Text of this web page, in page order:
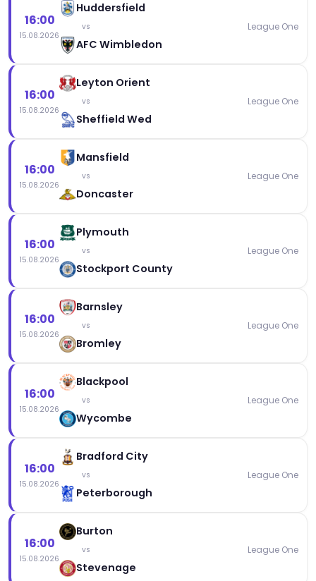
16:00
15.08.2026
Huddersfield
vs
AFC Wimbledon
League One
16:00
15.08.2026
Leyton Orient
vs
Sheffield Wed
League One
16:00
15.08.2026
Mansfield
vs
Doncaster
League One
16:00
15.08.2026
Plymouth
vs
Stockport County
League One
16:00
15.08.2026
Barnsley
vs
Bromley
League One
16:00
15.08.2026
Blackpool
vs
Wycombe
League One
16:00
15.08.2026
Bradford City
vs
Peterborough
League One
16:00
15.08.2026
Burton
vs
Stevenage
League One